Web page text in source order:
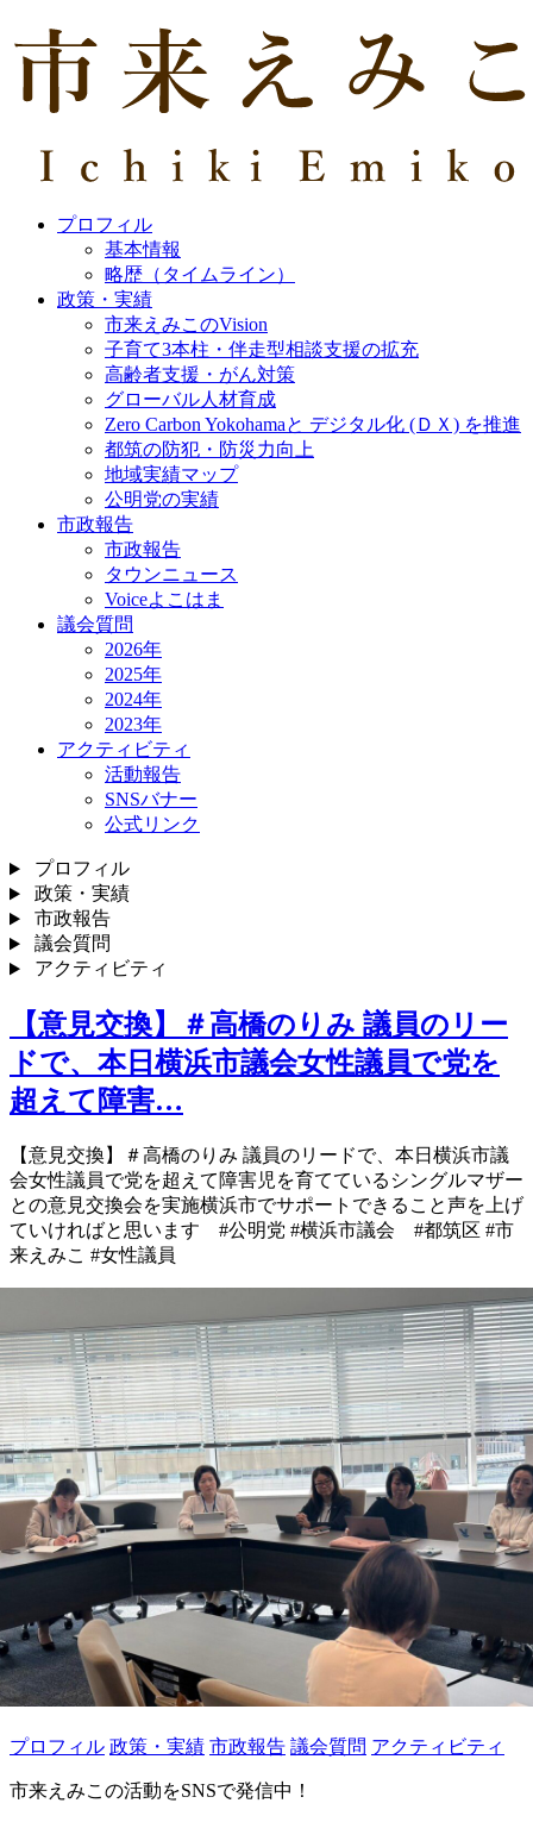
プロフィル
基本情報
略歴（タイムライン）
政策・実績
市来えみこのVision
子育て3本柱・伴走型相談支援の拡充
高齢者支援・がん対策
グローバル人材育成
Zero Carbon Yokohamaと デジタル化 (ＤＸ) を推進
都筑の防犯・防災力向上
地域実績マップ
公明党の実績
市政報告
市政報告
タウンニュース
Voiceよこはま
議会質問
2026年
2025年
2024年
2023年
アクティビティ
活動報告
SNSバナー
公式リンク
プロフィル
政策・実績
市政報告
議会質問
アクティビティ
【意見交換】＃高橋のりみ 議員のリー
ドで、本日横浜市議会女性議員で党を
超えて障害…
【意見交換】 ＃高橋のりみ 議員の リードで、本日 横浜市議
会女性議員で 党を超えて 障害児を育てている シングルマザー
との 意見交換会を実施 横浜市でサポートできること 声を上げ
ていければと思います #公明党 #横浜市議会 #都筑区 #市
来えみこ #女性議員
プロフィル 政策・実績 市政報告 議会質問 アクティビティ
市来えみこの活動をSNSで発信中！